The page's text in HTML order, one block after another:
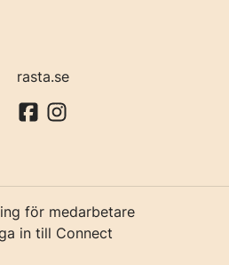
rasta.se
för medarbetare
in till Connect